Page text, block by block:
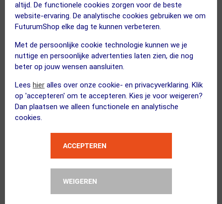
altijd. De functionele cookies zorgen voor de beste
website-ervaring. De analytische cookies gebruiken we om
FuturumShop elke dag te kunnen verbeteren.
Met de persoonlijke cookie technologie kunnen we je
nuttige en persoonlijke advertenties laten zien, die nog
beter op jouw wensen aansluiten.
Lees hier alles over onze cookie- en privacyverklaring. Klik
op 'accepteren' om te accepteren. Kies je voor weigeren?
Dan plaatsen we alleen functionele en analytische
cookies.
ACCEPTEREN
WEIGEREN
POC
FUTURUM
Kies je maat
FUTURUM